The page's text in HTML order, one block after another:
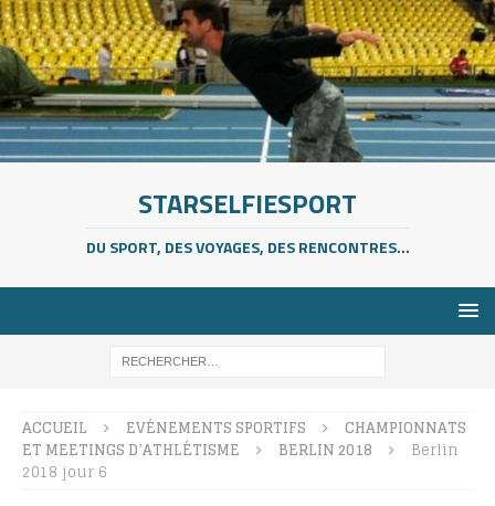
STARSELFIESPORT
DU SPORT, DES VOYAGES, DES RENCONTRES...
ACCUEIL EVÉNEMENTS SPORTIFS
CHAMPIONNATS
ET MEETINGS D’ATHLÉTISME
BERLIN 2018
Berlin
2018 jour 6